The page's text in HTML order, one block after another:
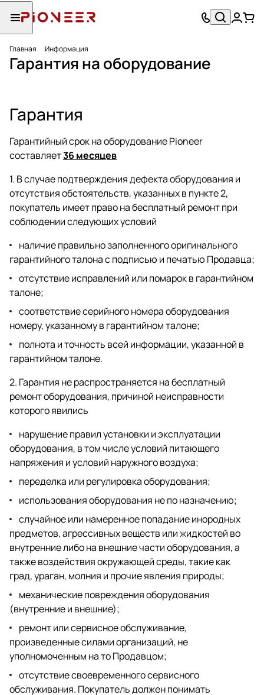
Главная Информация
Гарантия на оборудование
Гарантия
Гарантийный срок на оборудование Pioneer
составляет36 месяцев
1. В случае подтверждения дефекта оборудования и
отсутствия обстоятельств, указанных в пункте 2,
покупатель имеет право на бесплатный ремонт при
соблюдении следующих условий
наличие правильно заполненного оригинального
гарантийного талона с подписью и печатью Продавца;
отсутствие исправлений или помарок в гарантийном
талоне;
соответствие серийного номера оборудования
номеру, указанному в гарантийном талоне;
полнота и точность всей информации, указанной в
гарантийном талоне.
2. Гарантия не распространяется на бесплатный
ремонт оборудования, причиной неисправности
которого явились
нарушение правил установки и эксплуатации
оборудования, в том числе условий питающего
напряжения и условий наружного воздуха;
переделка или регулировка оборудования;
использования оборудования не по назначению;
случайное или намеренное попадание инородных
предметов, агрессивных веществ или жидкостей во
внутренние либо на внешние части оборудования, а
также воздействия окружающей среды, такие как
град, ураган, молния и прочие явления природы;
механические повреждения оборудования
(внутренние и внешние);
ремонт или сервисное обслуживание,
произведенные силами организаций, не
уполномоченным на то Продавцом;
отсутствие своевременного сервисного
обслуживания. Покупатель должен понимать